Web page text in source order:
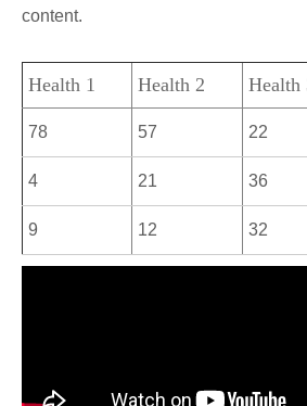
content.
Health 1 Health 2 Health
78 57 22
4 21 36
9 12 32